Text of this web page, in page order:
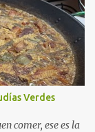
Verdes
comer, ese es la